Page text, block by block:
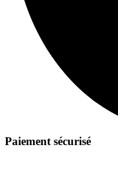
Paiement sécurisé